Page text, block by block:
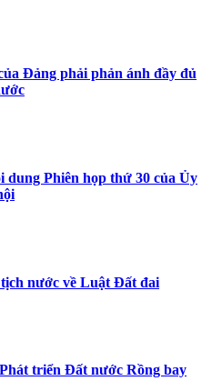
Đảng phải phản ánh đầy đủ
dung Phiên họp thứ 30 của Ủy
nước về Luật Đất đai
triển Đất nước Rồng bay